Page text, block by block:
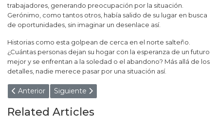
trabajadores, generando preocupación por la situación.
Gerónimo, como tantos otros, había salido de su lugar en busca
de oportunidades, sin imaginar un desenlace así.
Historias como esta golpean de cerca en el norte salteño.
¿Cuántas personas dejan su hogar con la esperanza de un futuro
mejor y se enfrentan a la soledad o el abandono? Más allá de los
detalles, nadie merece pasar por una situación así.
Artículo anterior: EUGENIA ROLON, LA LIBERTARIA QUE
Anterior Artículo siguiente: SALTEÑO VENDE
Siguiente
Related Articles